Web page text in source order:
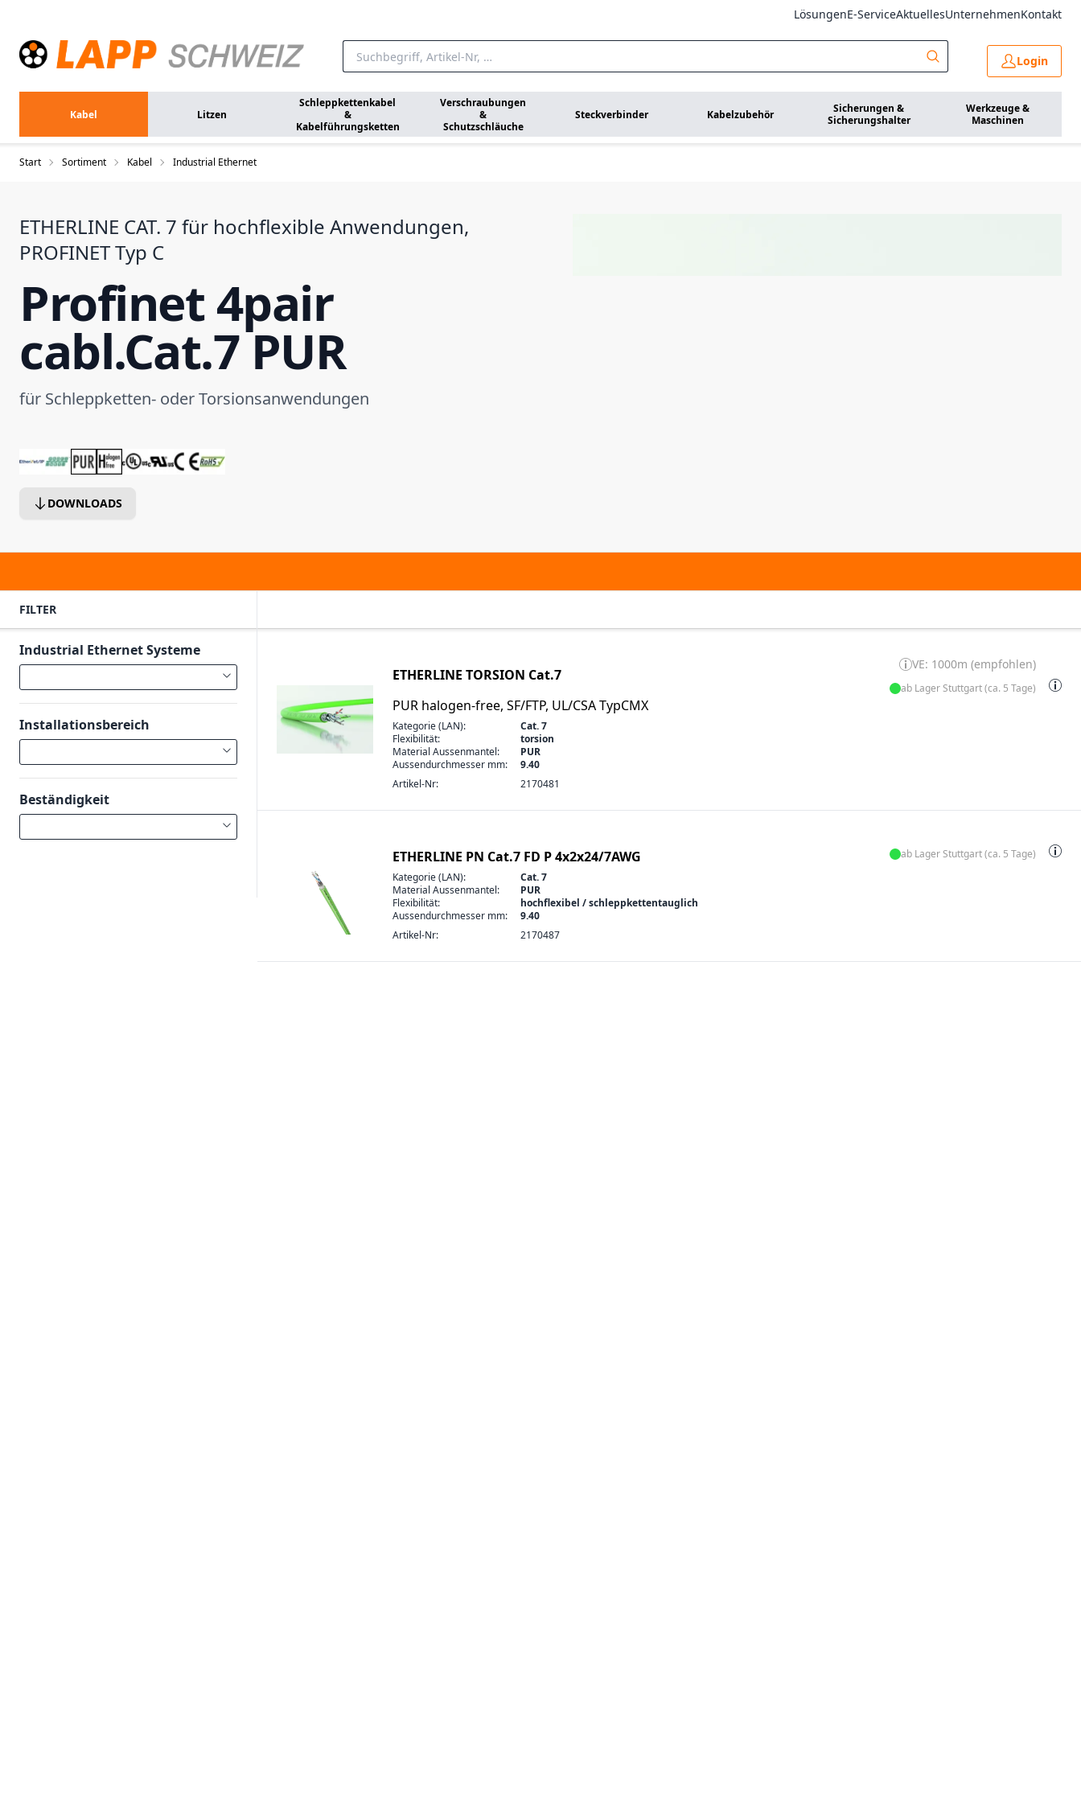
LösungenE-ServiceAktuellesUnternehmenKontakt
Login
Kabel Litzen
Schleppkettenkabel
&
Kabelführungsketten
Verschraubungen
&
Schutzschläuche
Steckverbinder Kabelzubehör
Sicherungen &
Sicherungshalter
Werkzeuge &
Maschinen
Start Sortiment Kabel Industrial Ethernet
ETHERLINE CAT. 7 für hochflexible Anwendungen,
PROFINET Typ C
Profinet 4pair
cabl.Cat.7 PUR
für Schleppketten- oder Torsionsanwendungen
DOWNLOADS
ETHERLINE TORSION Cat.7
PUR halogen-free, SF/FTP, UL/CSA TypCMX
Kategorie (LAN):
Cat. 7
Flexibilität:
torsion
Material Aussenmantel:
PUR
Aussendurchmesser mm:
9.40
Artikel-Nr:
2170481
VE: 1000m (empfohlen)
ab Lager Stuttgart (ca. 5 Tage)
ETHERLINE PN Cat.7 FD P 4x2x24/7AWG
Kategorie (LAN):
Cat. 7
Material Aussenmantel:
PUR
Flexibilität:
hochflexibel / schleppkettentauglich
Aussendurchmesser mm:
9.40
Artikel-Nr:
2170487
ab Lager Stuttgart (ca. 5 Tage)
FILTER
Industrial Ethernet Systeme
Installationsbereich
Beständigkeit